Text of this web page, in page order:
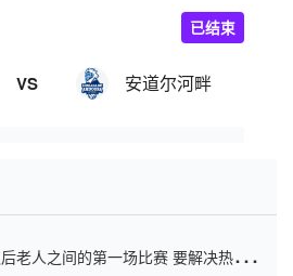
VS 安道尔河畔
已结束
老人之间的第一场比赛 要解决热情的